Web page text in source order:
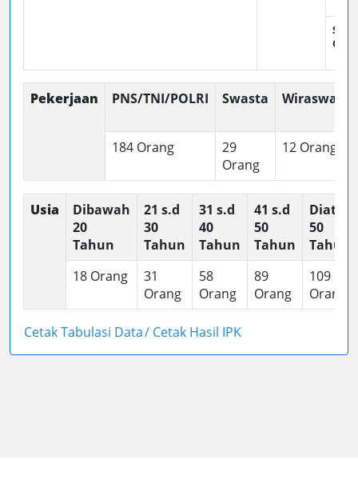
SII :
Pekerjaan PNS/TNI/POLRI Swasta Wiraswasta
184 Orang
29
Orang
12 Orang
Usia
Dibawah
20
Tahun
21 s.d
30
Tahun
31 s.d
40
Tahun
41 s.d
50
Tahun
Diatas
50
Tahun
18 Orang
31
Orang
58
Orang
89
Orang
109
Orang
Cetak Tabulasi Data/ Cetak Hasil IPK